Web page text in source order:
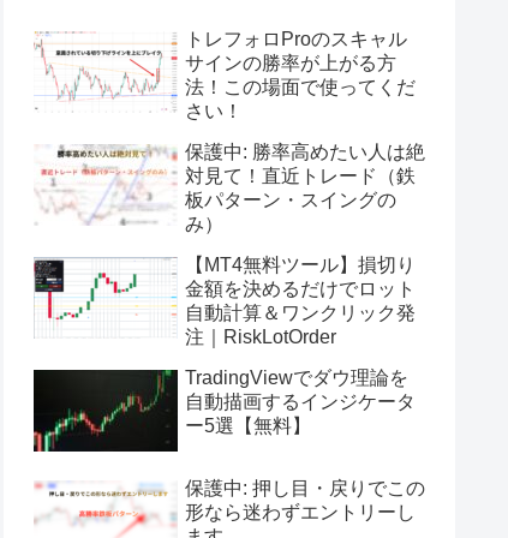
トレフォロProのスキャル
サインの勝率が上がる方
法！この場面で使ってくだ
さい！
保護中: 勝率高めたい人は絶
対見て！直近トレード（鉄
板パターン・スイングの
み）
【MT4無料ツール】損切り
金額を決めるだけでロット
自動計算＆ワンクリック発
注｜RiskLotOrder
TradingViewでダウ理論を
自動描画するインジケータ
ー5選【無料】
保護中: 押し目・戻りでこの
形なら迷わずエントリーし